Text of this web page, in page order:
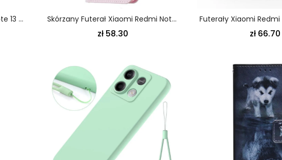
Etui Folio Do Xiaomi Redmi Note 13 5g Pióro I Ptaki Skórzany Futerał Xiaomi Redmi Note 13 5g Etui Na Telefon Żyrafa Intello
zł 58.30 zł 66.70